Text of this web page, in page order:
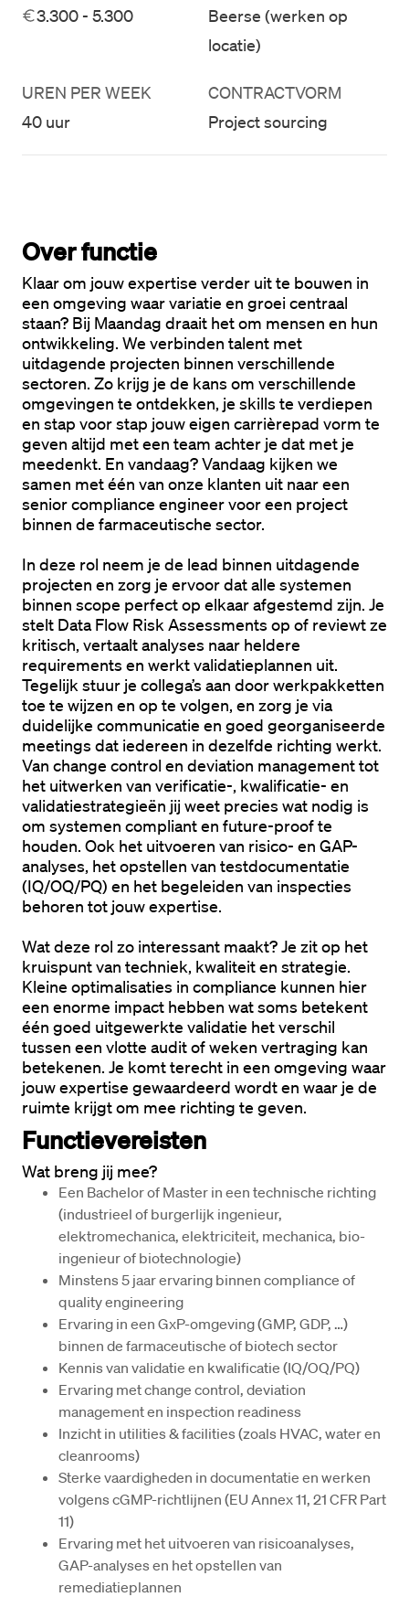
3.300 - 5.300
Beerse (werken op
locatie)
UREN PER WEEK
40 uur
CONTRACTVORM
Project sourcing
Over functie
Klaar om jouw expertise verder uit te bouwen in
een omgeving waar variatie en groei centraal
staan? Bij Maandag draait het om mensen en hun
ontwikkeling. We verbinden talent met
uitdagende projecten binnen verschillende
sectoren. Zo krijg je de kans om verschillende
omgevingen te ontdekken, je skills te verdiepen
en stap voor stap jouw eigen carrièrepad vorm te
geven altijd met een team achter je dat met je
meedenkt. En vandaag? Vandaag kijken we
senior compliance engineer voor een project
binnen de farmaceutische sector.
In deze rol neem je de lead binnen uitdagende
projecten en zorg je ervoor dat alle systemen
binnen scope perfect op elkaar afgestemd zijn. Je
stelt Data Flow Risk Assessments op of reviewt ze
kritisch, vertaalt analyses naar heldere
requirements en werkt validatieplannen uit.
Tegelijk stuur je collega’s aan door werkpakketten
toe te wijzen en op te volgen, en zorg je via
duidelijke communicatie en goed georganiseerde
meetings dat iedereen in dezelfde richting werkt.
Van change control en deviation management tot
het uitwerken van verificatie-, kwalificatie- en
validatiestrategieën jij weet precies wat nodig is
om systemen compliant en future-proof te
houden. Ook het uitvoeren van risico- en GAP-
analyses, het opstellen van testdocumentatie
(IQ/OQ/PQ) en het begeleiden van inspecties
behoren tot jouw expertise.
Wat deze rol zo interessant maakt? Je zit op het
kruispunt van techniek, kwaliteit en strategie.
Kleine optimalisaties in compliance kunnen hier
een enorme impact hebben wat soms betekent
één goed uitgewerkte validatie het verschil
tussen een vlotte audit of weken vertraging kan
betekenen. Je komt terecht in een omgeving waar
jouw expertise gewaardeerd wordt en waar je de
ruimte krijgt om mee richting te geven.
Functievereisten
Wat breng jij mee?
Een Bachelor of Master in een technische richting
(industrieel of burgerlijk ingenieur,
elektromechanica, elektriciteit, mechanica, bio-
ingenieur of biotechnologie)
Minstens 5 jaar ervaring binnen compliance of
quality engineering
Ervaring in een GxP-omgeving (GMP, GDP, …)
binnen de farmaceutische of biotech sector
Kennis van validatie en kwalificatie (IQ/OQ/PQ)
Ervaring met change control, deviation
management en inspection readiness
Inzicht in utilities & facilities (zoals HVAC, water en
cleanrooms)
Sterke vaardigheden in documentatie en werken
volgens cGMP-richtlijnen (EU Annex 11, 21 CFR Part
11)
Ervaring met het uitvoeren van risicoanalyses,
GAP-analyses en het opstellen van
remediatieplannen